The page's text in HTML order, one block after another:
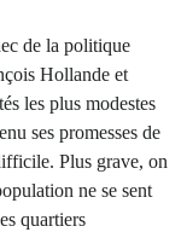
de la politique
Hollande et
les plus modestes
ses promesses de
Plus grave, on
ne se sent
quartiers